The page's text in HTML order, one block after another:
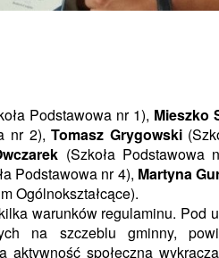
Podstawowa nr 1), Mieszko
nr 2),Tomasz Grygowski
(Szkoła Podstawowa
Podstawowa nr 4), Martyna
Ogólnokształcące).
warunków regulaminu. Pod
na szczeblu gminny,
aktywność społeczna